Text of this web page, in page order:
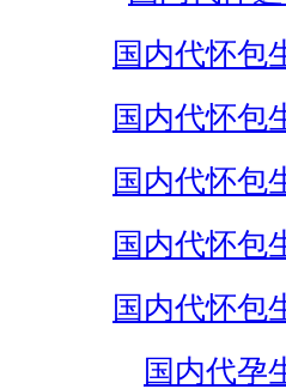
国内代怀包
国内代怀包
国内代怀包
国内代怀包
国内代怀包
国内代孕